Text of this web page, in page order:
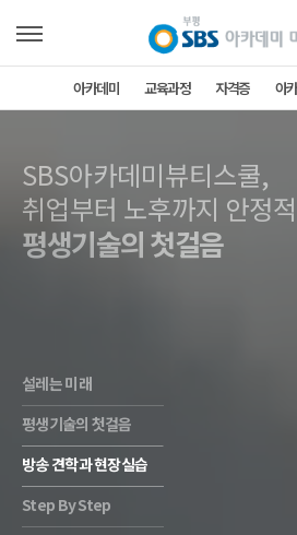
아카데미 교육과정 자격증 아
SBS아카데미뷰티스쿨,
취업부터 노후까지 안정
평생기술의 첫걸음
SBS아카데미뷰티스쿨,
설레는 미래
평생기술의 첫걸음
방송 견학과 현장실습
Step By Step